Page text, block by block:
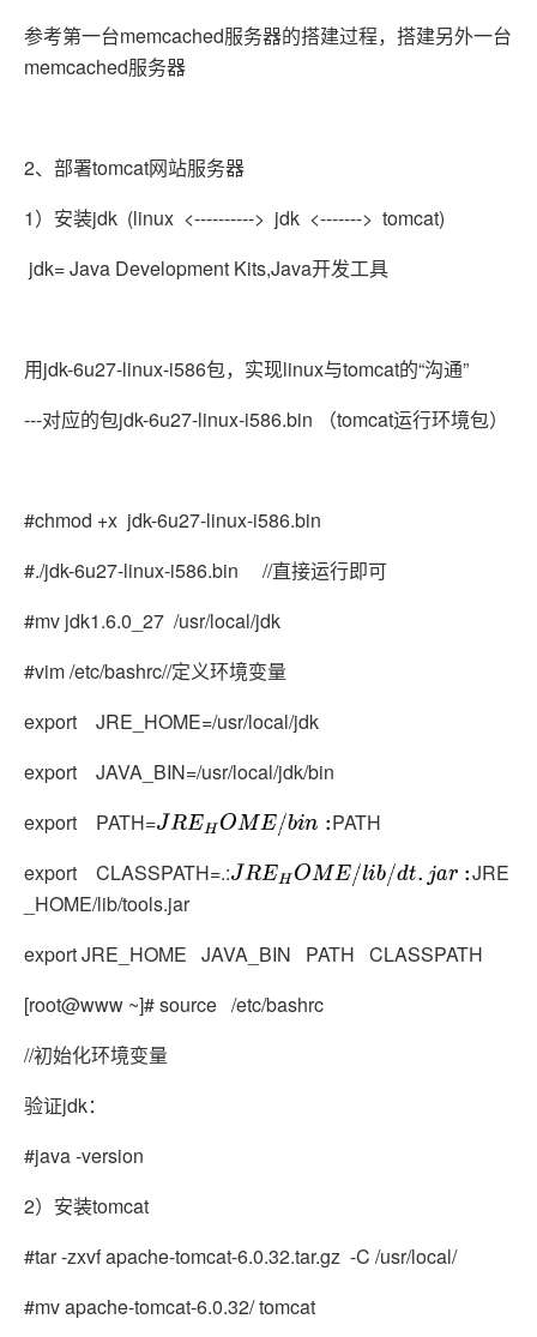
参考第一台memcached服务器的搭建过程，搭建另外一台
memcached服务器
2、部署tomcat网站服务器
1）安装jdk (linux <----------> jdk <-------> tomcat)
jdk= Java Development Kits,Java开发工具
用jdk-6u27-linux-i586包，实现linux与tomcat的“沟通”
---对应的包jdk-6u27-linux-i586.bin （tomcat运行环境包）
#chmod +x jdk-6u27-linux-i586.bin
#./jdk-6u27-linux-i586.bin //直接运行即可
#mv jdk1.6.0_27 /usr/local/jdk
#vim /etc/bashrc//定义环境变量
export JRE_HOME=/usr/local/jdk
export JAVA_BIN=/usr/local/jdk/bin
export PATH=JREHOME/bin:
PATH
export CLASSPATH=.:JREHOME/lib/dt.jar:
JRE
_HOME/lib/tools.jar
export JRE_HOME JAVA_BIN PATH CLASSPATH
[root@www ~]# source /etc/bashrc
//初始化环境变量
验证jdk：
#java -version
2）安装tomcat
#tar -zxvf apache-tomcat-6.0.32.tar.gz -C /usr/local/
#mv apache-tomcat-6.0.32/ tomcat